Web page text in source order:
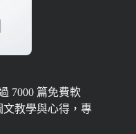
7000 篇免費軟
教學與心得，專